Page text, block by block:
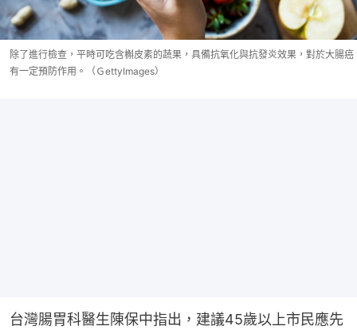
除了進行檢查，平時可吃含槲皮素的蔬果，具備抗氧化與抗發炎效果，對於大腸癌
有一定預防作用。（ＧettyImages）
台灣腸胃科醫生陳保中指出，建議45歲以上市民應先